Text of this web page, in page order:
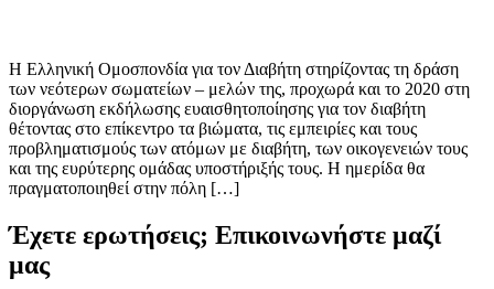
Η Ελληνική Ομοσπονδία για τον Διαβήτη στηρίζοντας τη δράση
των νεότερων σωματείων – μελών της, προχωρά και το 2020 στη
διοργάνωση εκδήλωσης ευαισθητοποίησης για τον διαβήτη
θέτοντας στο επίκεντρο τα βιώματα, τις εμπειρίες και τους
προβληματισμούς των ατόμων με διαβήτη, των οικογενειών τους
και της ευρύτερης ομάδας υποστήριξής τους. H ημερίδα θα
πραγματοποιηθεί στην πόλη […]
Έχετε ερωτήσεις; Επικοινωνήστε μαζί
μας